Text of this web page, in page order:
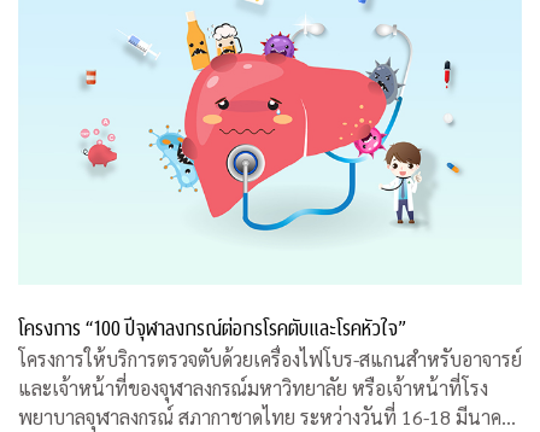
โครงการ “100 ปีจุฬาลงกรณ์ต่อกรโรคตับและโรคหัวใจ”
โครงการให้บริการตรวจตับด้วยเครื่องไฟโบร-สแกนสำหรับอาจารย์
และเจ้าหน้าที่ของจุฬาลงกรณ์มหาวิทยาลัย หรือเจ้าหน้าที่โรง
พยาบาลจุฬาลงกรณ์ สภากาชาดไทย ระหว่างวันที่ 16-18 มีนาคม